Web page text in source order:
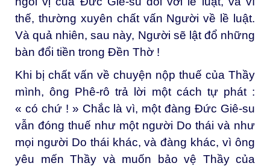
thế, thường xuyên chất vấn Người về lề luật.
Và quả nhiên, sau này, Người sẽ lật đổ những
bàn đổi tiền trong Đền Thờ !
Khi bị chất vấn về chuyện nộp thuế của Thầy
mình, ông Phê-rô trả lời một cách tự phát :
« có chứ ! » Chắc là vì, một đàng Đức Giê-su
vẫn đóng thuế như một người Do thái và như
mọi người Do thái khác, và đàng khác, vì ông
yêu mến Thầy và muốn bảo vệ Thầy của